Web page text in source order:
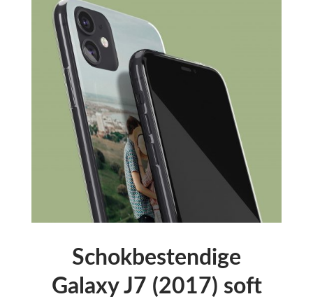
Schokbestendige
Galaxy J7 (2017) soft